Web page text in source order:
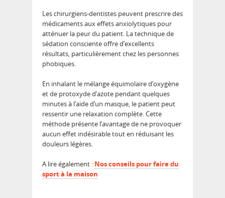
Les chirurgiens-dentistes peuvent prescrire des
médicaments aux effets anxiolytiques pour
atténuer la peur du patient. La technique de
sédation consciente offre d’excellents
résultats, particulièrement chez les personnes
phobiques.
En inhalant le mélange équimolaire d’oxygène
et de protoxyde d’azote pendant quelques
minutes à l’aide d’un masque, le patient peut
ressentir une relaxation complète. Cette
méthode présente l’avantage de ne provoquer
aucun effet indésirable tout en réduisant les
douleurs légères.
A lire également : Nos conseils pour faire du
sport à la maison